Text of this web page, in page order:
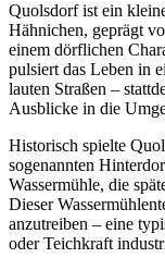
Quolsdorf ist ein
Hähnichen, geprägt
einem dörflichen
pulsiert das Leben in
lauten Straßen –
Ausblicke in die
Historisch spielte
sogenannten
Wassermühle, die
Dieser
anzutreiben – eine
oder Teichkraft